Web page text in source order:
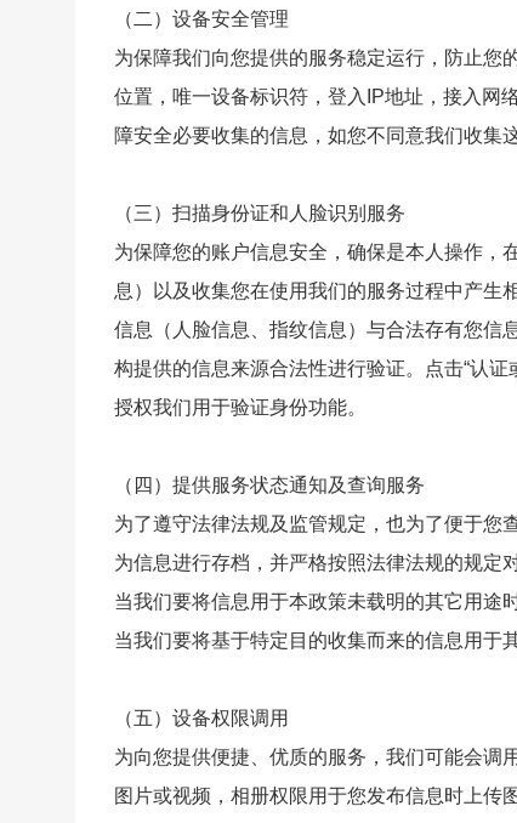
（二）设备安全管理
为保障我们向您提供的服务稳定运行，防止您
位置，唯一设备标识符，登入IP地址，接入网
障安全必要收集的信息，如您不同意我们收集
（三）扫描身份证和人脸识别服务
为保障您的账户信息安全，确保是本人操作，
息）以及收集您在使用我们的服务过程中产生
信息（人脸信息、指纹信息）与合法存有您信
构提供的信息来源合法性进行验证。点击“认
授权我们用于验证身份功能。
（四）提供服务状态通知及查询服务
为了遵守法律法规及监管规定，也为了便于您
为信息进行存档，并严格按照法律法规的规定
当我们要将信息用于本政策未载明的其它用途
当我们要将基于特定目的收集而来的信息用于
（五）设备权限调用
为向您提供便捷、优质的服务，我们可能会调
图片或视频，相册权限用于您发布信息时上传